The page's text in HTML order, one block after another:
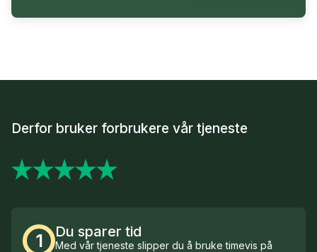
Derfor bruker forbrukere vår tjeneste
1 Du sparer tid
Med vår tjeneste slipper du å bruke timevis på